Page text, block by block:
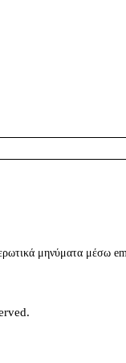
μηνύματα μέσω